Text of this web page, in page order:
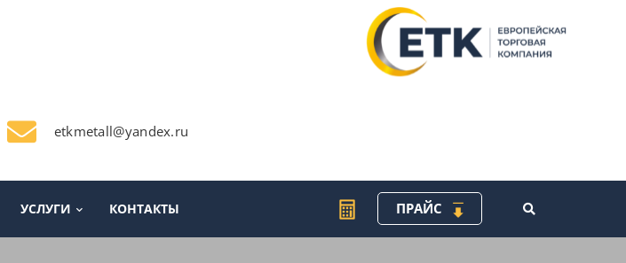
etkmetall@yandex.ru
УСЛУГИ КОНТАКТЫ ПРАЙС